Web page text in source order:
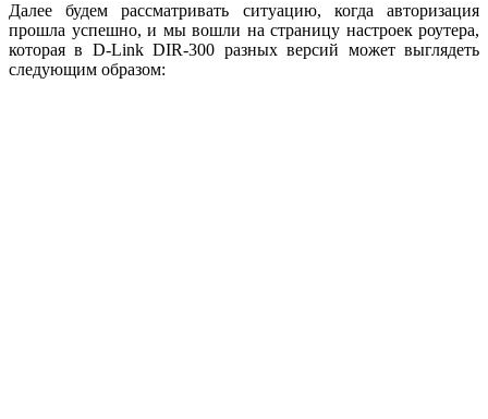
Далее будем рассматривать ситуацию, когда авторизация
прошла успешно, и мы вошли на страницу настроек роутера,
которая в D-Link DIR-300 разных версий может выглядеть
следующим образом: